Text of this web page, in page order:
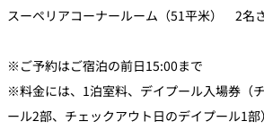
スーペリアコーナールーム（51平米） 2
※ご予約はご宿泊の前日15:00まで
※料金には、1泊室料、デイプール入場券（
ール2部、チェックアウト日のデイプール1